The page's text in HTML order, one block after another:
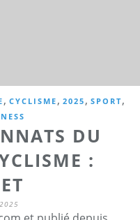
, CYCLISME , 2025 , SPORT,
DU
: